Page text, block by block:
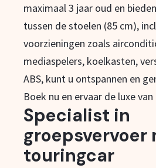
maximaal 3 jaar oud en
tussen de stoelen (85 cm),
voorzieningen zoals
mediaspelers, koelkasten,
ABS, kunt u ontspannen en
Boek nu en ervaar de luxe
Specialist in
groepsvervoer
touringcar